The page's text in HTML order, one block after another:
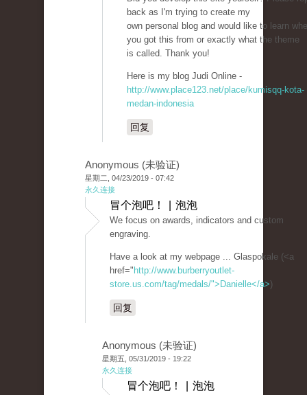
back as I'm trying to create my
own personal blog and would like to learn
you got this from or exactly what the theme
is called. Thank you!
Here is my blog Judi Online -
http://www.place123.net/place/kumisqq-kota-
medan-indonesia
回复
Anonymous (未验证)
星期二, 04/23/2019 - 07:42
永久连接
冒个泡吧！ | 泡泡
We focus on awards, indicators and custom
engraving.
Have a look at my webpage ... Glaspokale (<a
href=" http://www.burberryoutlet-
store.us.com/tag/medals/">Danielle</a>)
回复
Anonymous (未验证)
星期五, 05/31/2019 - 19:22
永久连接
冒个泡吧！ | 泡泡